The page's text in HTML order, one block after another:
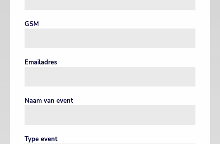
GSM
Emailadres
Naam van event
Type event